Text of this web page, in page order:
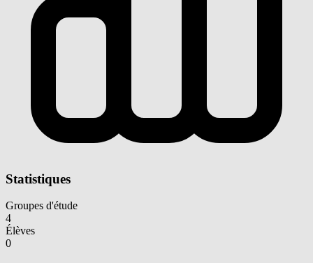
Statistiques
Groupes d'étude
4
Élèves
0